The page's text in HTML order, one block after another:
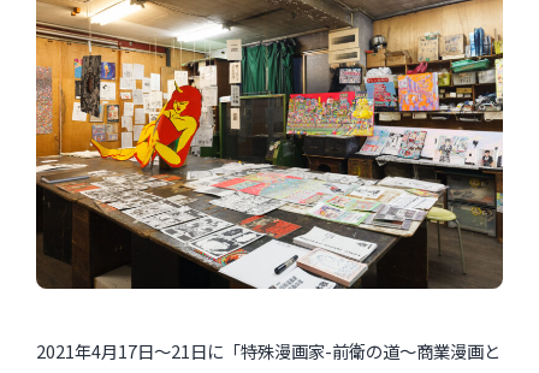
2021年4月17日〜21日に「特殊漫画家-前衛の道〜商業漫画と